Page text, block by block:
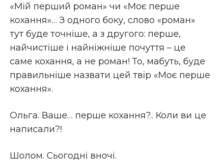
«Мій перший роман» чи «Моє перше
кохання»… З одного боку, слово «роман»
тут буде точніше, а з другого: перше,
найчистіше і найніжніше почуття – це
саме кохання, а не роман! То, мабуть, буде
правильніше назвати цей твір «Моє перше
кохання».
Ольга. Ваше… перше кохання?.. Коли ви це
написали?!
Шолом. Сьогодні вночі.